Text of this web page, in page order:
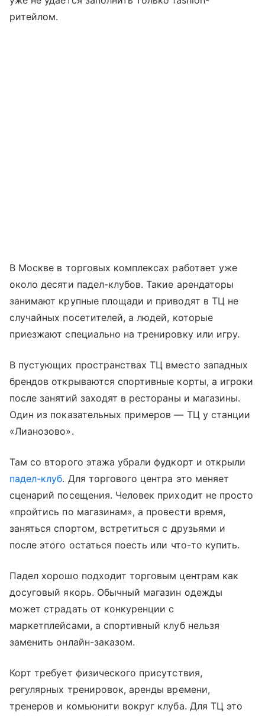
ритейлом.
В Москве в торговых комплексах работает уже
около десяти падел-клубов. Такие арендаторы
занимают крупные площади и приводят в ТЦ не
случайных посетителей, а людей, которые
приезжают специально на тренировку или игру.
В пустующих пространствах ТЦ вместо западных
брендов открываются спортивные корты, а игроки
после занятий заходят в рестораны и магазины.
Один из показательных примеров — ТЦ у станции
«Лианозово».
Там со второго этажа убрали фудкорт и открыли
падел-клуб. Для торгового центра это меняет
сценарий посещения. Человек приходит не просто
«пройтись по магазинам», а провести время,
заняться спортом, встретиться с друзьями и
после этого остаться поесть или что-то купить.
Падел хорошо подходит торговым центрам как
досуговый якорь. Обычный магазин одежды
может страдать от конкуренции с
маркетплейсами, а спортивный клуб нельзя
заменить онлайн-заказом.
Корт требует физического присутствия,
регулярных тренировок, аренды времени,
тренеров и комьюнити вокруг клуба. Для ТЦ это